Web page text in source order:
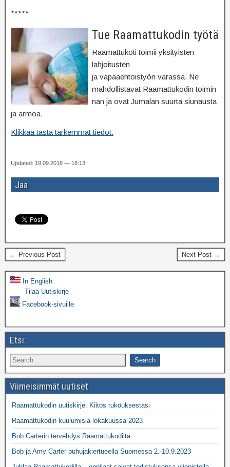
*****
Tue Raamattukodin työtä
Raamattukoti toimii yksityisten
lahjoitusten
ja vapaaehtoistyön varassa. Ne
mahdollistavat Raamattukodin toimin
nan ja ovat Jumalan suurta siunausta
ja armoa.
Klikkaa tästä tarkemmat tiedot.
Updated: 19.09.2018 — 18:13
Jaa
← Previous Post Next Post →
In English
Tilaa Uutiskirje
Facebook-sivuille
Etsi:
Viimeisimmät uutiset
Raamattukodin uutiskirje: Kiitos rukouksestasi
Raamattukodin kuulumisia lokakuussa 2023
Bob Carterin tervehdys Raamattukodilta
Bob ja Amy Carter puhujakiertueella Suomessa 2.-10.9.2023